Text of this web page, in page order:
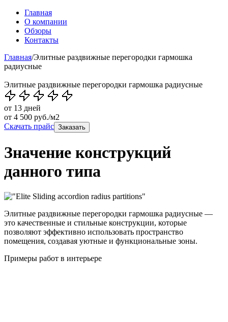
Главная
О компании
Обзоры
Контакты
Главная/Элитные раздвижные перегородки гармошка
радиусные
Элитные раздвижные перегородки гармошка радиусные
от 13 дней
от 4 500 руб./м2
Скачать прайс Заказать
Значение конструкций
данного типа
Элитные раздвижные перегородки гармошка радиусные —
это качественные и стильные конструкции, которые
позволяют эффективно использовать пространство
помещения, создавая уютные и функциональные зоны.
Примеры работ в интерьере